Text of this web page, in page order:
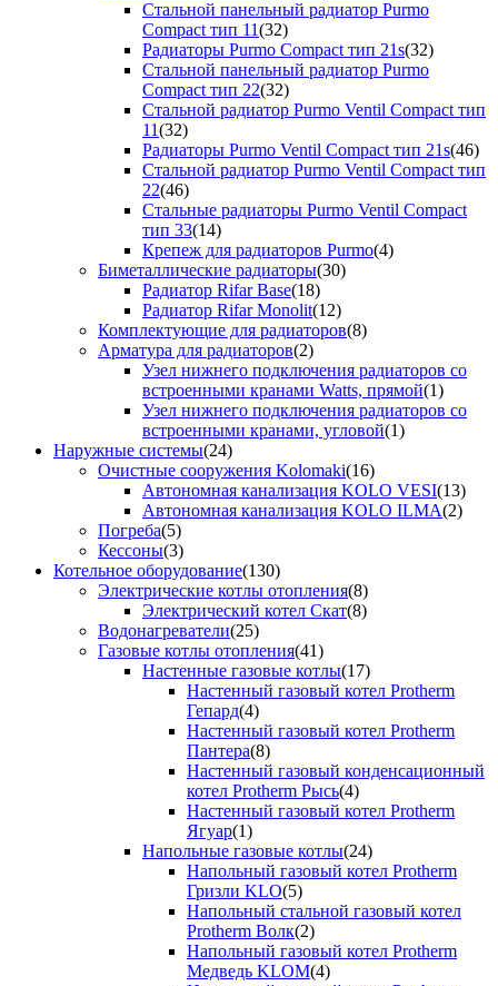
Стальной панельный радиатор Purmo
Compact тип 11(32)
Радиаторы Purmo Compact тип 21s(32)
Стальной панельный радиатор Purmo
Compact тип 22(32)
Стальной радиатор Purmo Ventil Compact тип
11(32)
Радиаторы Purmo Ventil Compact тип 21s(46)
Стальной радиатор Purmo Ventil Compact тип
22(46)
Стальные радиаторы Purmo Ventil Compact
тип 33(14)
Крепеж для радиаторов Purmo(4)
Биметаллические радиаторы(30)
Радиатор Rifar Base(18)
Радиатор Rifar Monolit(12)
Комплектующие для радиаторов(8)
Арматура для радиаторов(2)
Узел нижнего подключения радиаторов со
встроенными кранами Watts, прямой(1)
Узел нижнего подключения радиаторов со
встроенными кранами, угловой(1)
Наружные системы(24)
Очистные сооружения Kolomaki(16)
Автономная канализация KOLO VESI(13)
Автономная канализация KOLO ILMA(2)
Погреба(5)
Кессоны(3)
Котельное оборудование(130)
Электрические котлы отопления(8)
Электрический котел Скат(8)
Водонагреватели(25)
Газовые котлы отопления(41)
Настенные газовые котлы(17)
Настенный газовый котел Protherm
Гепард(4)
Настенный газовый котел Protherm
Пантера(8)
Настенный газовый конденсационный
котел Protherm Рысь(4)
Настенный газовый котел Protherm
Ягуар(1)
Напольные газовые котлы(24)
Напольный газовый котел Protherm
Гризли KLO(5)
Напольный стальной газовый котел
Protherm Волк(2)
Напольный газовый котел Protherm
Медведь KLOM(4)